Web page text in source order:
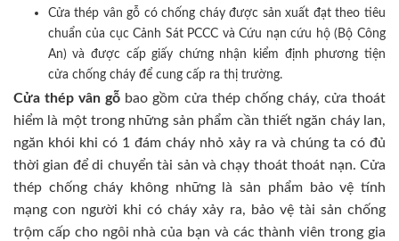
Cửa thép vân gỗ có chống cháy được sản xuất đạt theo tiêu
chuẩn của cục Cảnh Sát PCCC và Cứu nạn cứu hộ (Bộ Công
An) và được cấp giấy chứng nhận kiểm định phương tiện
cửa chống cháy để cung cấp ra thị trường.
Cửa thép vân gỗ bao gồm cửa thép chống cháy, cửa thoát
hiểm là một trong những sản phẩm cần thiết ngăn cháy lan,
ngăn khói khi có 1 đám cháy nhỏ xảy ra và chúng ta có đủ
thời gian để di chuyển tài sản và chạy thoát thoát nạn. Cửa
thép chống cháy không những là sản phẩm bảo vệ tính
mạng con người khi có cháy xảy ra, bảo vệ tài sản chống
trộm cấp cho ngôi nhà của bạn và các thành viên trong gia